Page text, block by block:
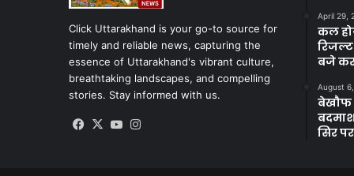
Click Uttarakhand is your go-to source for
timely and reliable news, capturing the
essence of Uttarakhand's vibrant culture,
breathtaking landscapes, and compelling
stories. Stay informed with us.
Facebook
X YouTube
April 29,
कल
बजे
August
बेखौफ
सिर